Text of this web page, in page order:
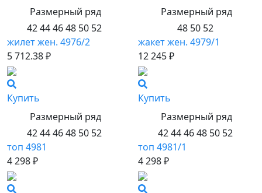
Размерный ряд
42 44 46 48 50 52
жилет жен. 4976/2
5 712.38 ₽
Размерный ряд
48 50 52
жакет жен. 4979/1
12 245 ₽
Купить
Размерный ряд
42 44 46 48 50 52
топ 4981
4 298 ₽
Купить
Размерный ряд
42 44 46 48 50 52
топ 4981/1
4 298 ₽